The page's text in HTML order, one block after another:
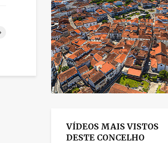
VÍDEOS MAIS VISTOS
DESTE CONCELHO